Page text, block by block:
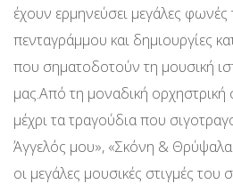
έχουν ερμηνεύσει μεγάλες φωνές
πενταγράμμου και δημιουργίες
που σηματοδοτούν τη μουσική
μας.Από τη μοναδική
μέχρι τα τραγούδια που
Άγγελός μου», «Σκόνη &
οι μεγάλες μουσικές στιγμές